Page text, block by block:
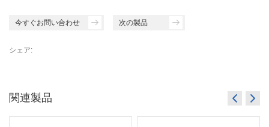
今すぐお問い合わせ 次の製品
シェア:
関連製品